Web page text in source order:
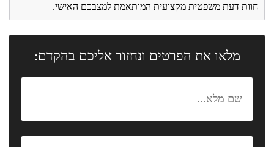
חוות דעת משפטית מקצועית המותאמת למצבכם האישי.
מלאו את הפרטים ונחזור אליכם בהקדם: